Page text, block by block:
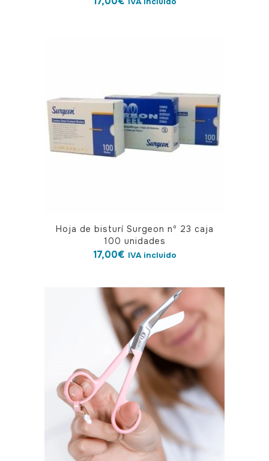
Hoja de bisturí Surgeon nº 23 caja
100 unidades
17,00€ IVA incluido